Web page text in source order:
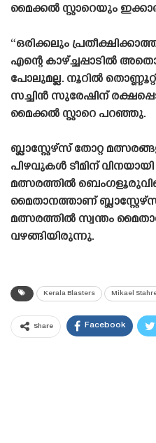
മൈക്കൽ സ്റ്റാറെയും
“ഒരിക്കലും
എന്റെ കാഴ്ച്ചപ്പാടിൽ
പോലുമല്ല. നൂറിൽ
സച്ചിൻ സുരേഷിന്
മൈക്കൽ സ്റ്റാറെ പറഞ്ഞു.
ബ്ലാസ്റ്റേഴ്‌സ് തോറ്റ
പിഴവുകൾ ടീമിന്
മത്സരത്തിൽ
മൈതാനത്താണ്
മത്സരത്തിൽ സ്വന്തം
വഴങ്ങിയിരുന്നു.
Kerala Blasters Mikael
Share Facebook